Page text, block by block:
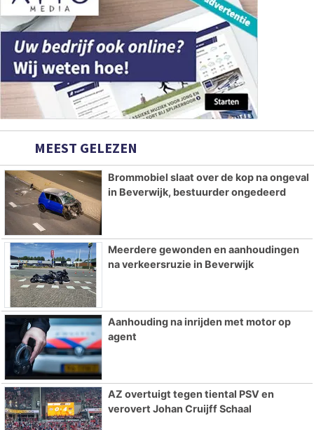
MEEST GELEZEN
Brommobiel slaat over de kop na ongeval
in Beverwijk, bestuurder ongedeerd
Meerdere gewonden en aanhoudingen
na verkeersruzie in Beverwijk
Aanhouding na inrijden met motor op
agent
AZ overtuigt tegen tiental PSV en
verovert Johan Cruijff Schaal